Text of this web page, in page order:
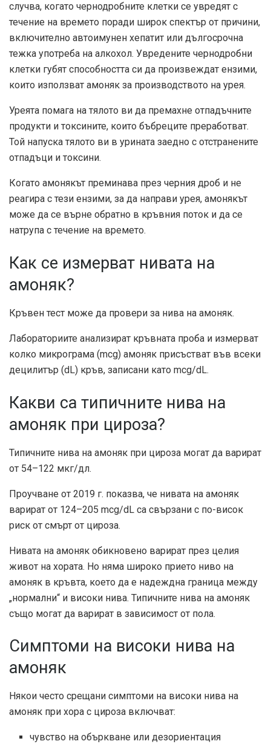
случва, когато чернодробните клетки се увредят с
течение на времето поради широк спектър от причини,
включително автоимунен хепатит или дългосрочна
тежка употреба на алкохол. Увредените чернодробни
клетки губят способността си да произвеждат ензими,
които използват амоняк за производството на урея.
Уреята помага на тялото ви да премахне отпадъчните
продукти и токсините, които бъбреците преработват.
Той напуска тялото ви в урината заедно с отстранените
отпадъци и токсини.
Когато амонякът преминава през черния дроб и не
реагира с тези ензими, за да направи урея, амонякът
може да се върне обратно в кръвния поток и да се
натрупа с течение на времето.
Как се измерват нивата на
амоняк?
Кръвен тест може да провери за нива на амоняк.
Лабораториите анализират кръвната проба и измерват
колко микрограма (mcg) амоняк присъстват във всеки
децилитър (dL) кръв, записани като mcg/dL.
Какви са типичните нива на
амоняк при цироза?
Типичните нива на амоняк при цироза могат да варират
от 54–122 мкг/дл.
Проучване от 2019 г. показва, че нивата на амоняк
варират от 124–205 mcg/dL са свързани с по-висок
риск от смърт от цироза.
Нивата на амоняк обикновено варират през целия
живот на хората. Но няма широко прието ниво на
амоняк в кръвта, което да е надеждна граница между
„нормални“ и високи нива. Типичните нива на амоняк
също могат да варират в зависимост от пола.
Симптоми на високи нива на
амоняк
Някои често срещани симптоми на високи нива на
амоняк при хора с цироза включват:
чувство на объркване или дезориентация